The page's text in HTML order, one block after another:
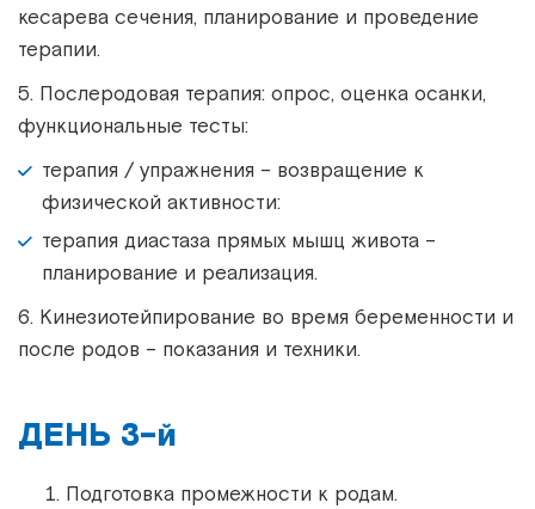
кесарева сечения, планирование и проведение
терапии.
5. Послеродовая терапия: опрос, оценка осанки,
функциональные тесты:
терапия / упражнения – возвращение к
физической активности:
терапия диастаза прямых мышц живота –
планирование и реализация.
6. Кинезиотейпирование во время беременности и
после родов – показания и техники.
ДЕНЬ 3-й
Подготовка промежности к родам.